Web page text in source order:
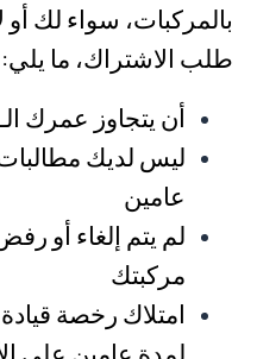
بالمركبات، سواء لك
طلب الاشتراك، ما يلي:
أن يتجاوز عمرك الـ 28
ليس لديك
عامين
لم يتم إلغاء أو
مركبتك
امتلاك رخصة